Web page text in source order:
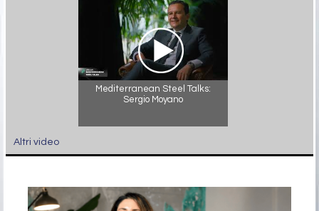
Mediterranean Steel Talks:
Sergio Moyano
Altri video